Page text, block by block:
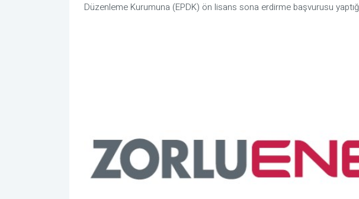
Düzenleme Kurumuna (EPDK) ön lisans sona erdirme başvurusu